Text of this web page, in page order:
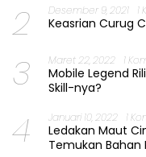
2 Desember 9, 2021 1
Keasrian Curug
3 Maret 22, 2022 1
Mobile Legend
Skill-nya?
4 Januari 10, 2022 1
Ledakan Maut
Temukan Bahan